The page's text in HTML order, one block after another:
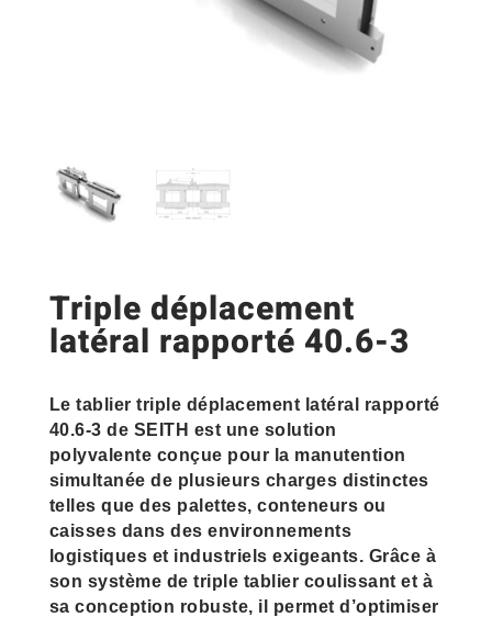
Triple déplacement
latéral rapporté 40.6-3
Le tablier triple déplacement latéral rapporté
40.6-3 de SEITH est une solution
polyvalente conçue pour la manutention
simultanée de plusieurs charges distinctes
telles que des palettes, conteneurs ou
caisses dans des environnements
logistiques et industriels exigeants. Grâce à
son système de triple tablier coulissant et à
sa conception robuste, il permet d’optimiser